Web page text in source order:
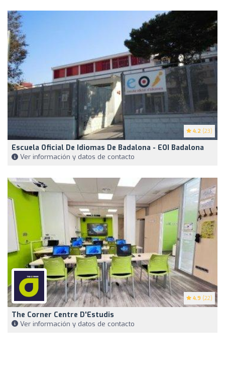
4.2 (23)
Escuela Oficial De Idiomas De Badalona - EOI Badalona
Ver información y datos de contacto
4.9 (22)
The Corner Centre D'Estudis
Ver información y datos de contacto